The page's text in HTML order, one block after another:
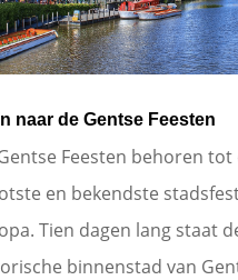
naar de Gentse Feesten
Feesten behoren tot
en bekendste
Tien dagen lang staat
binnenstad van